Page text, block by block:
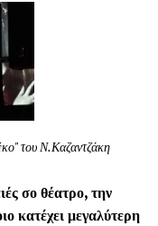
τουΝ.Καζαντζάκη
σο θέατρο, την
κατέχει μεγαλύτερη